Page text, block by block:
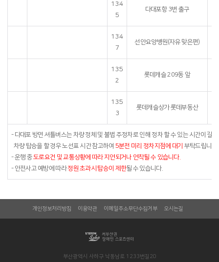
13:4
5
다대포항 3번 출구
13:4
7
선안요양병원(자유 맞은편)
13:5
2
롯데캐슬 209동 앞
13:5
3
롯데캐슬상가 롯데부동산
- 다대포 방면 셔틀버스는 차량 정체 및 불법 주정차로 인해 정차 할 수 있는 시간이 길
차량 탑승을 할 경우 노선표 시간 참고하여 5분전 미리 정차지점에 대기 부탁드립니다.
- 운행 중도로요건 및 교통상황에 따라 지연되거나 연착될 수 있습니다.
- 안전사고 예방에 따라정원 초과시 탑승이 제한될 수 있습니다.
개인정보처리방침 이용약관 이메일주소무단수집거부 오시는길
부산광역시 사하구 낙동남로 1233번길20